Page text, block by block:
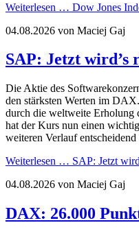
Weiterlesen … Dow Jones
04.08.2026 von Maciej Gaj
SAP: Jetzt wird’s
Die Aktie des
den stärksten Werten im
durch die weltweite Erholung
hat der Kurs nun einen
weiteren Verlauf entscheidend
Weiterlesen … SAP: Jetzt
04.08.2026 von Maciej Gaj
DAX: 26.000